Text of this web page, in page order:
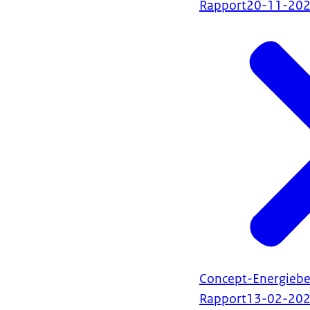
Rapport20-11-
Concept-
Rapport13-02-